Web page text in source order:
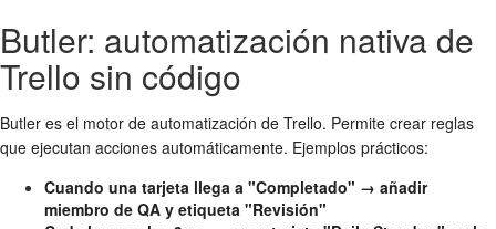
Butler: automatización nativa de
Trello sin código
Butler es el motor de automatización de Trello. Permite crear reglas
que ejecutan acciones automáticamente. Ejemplos prácticos:
Cuando una tarjeta llega a "Completado" → añadir
miembro de QA y etiqueta "Revisión"